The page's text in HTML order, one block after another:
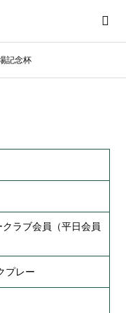
記念杯
ラブ会員（平日会員
プレー